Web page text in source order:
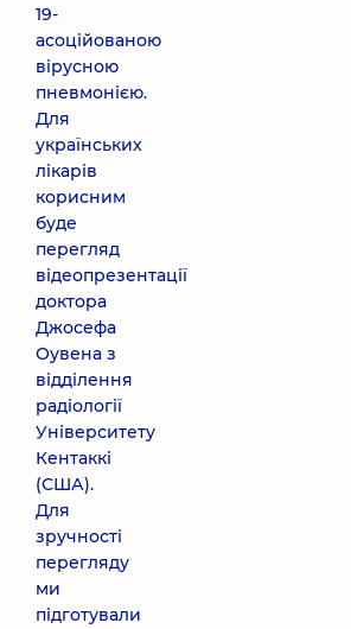
19-
асоційованою
вірусною
пневмонією.
Для
українських
лікарів
корисним
буде
перегляд
відеопрезентації
доктора
Джосефа
Оувена з
відділення
радіології
Університету
Кентаккі
(США).
Для
зручності
перегляду
ми
підготували